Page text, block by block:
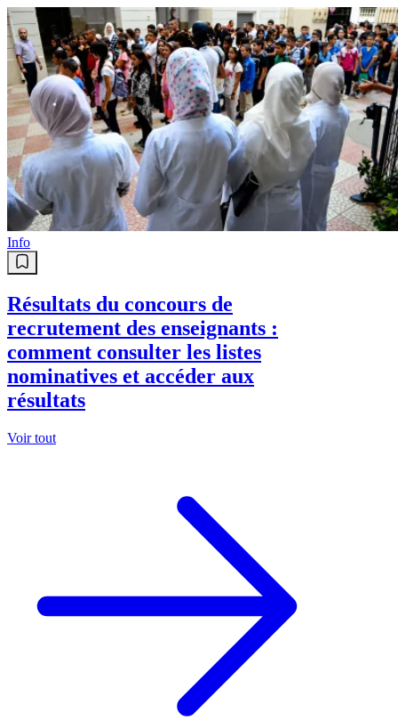
Info
Résultats du concours de
recrutement des enseignants :
comment consulter les listes
nominatives et accéder aux
résultats
Voir tout